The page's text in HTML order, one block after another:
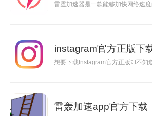
雷霆加速器是一款能够加快网络速
instagram官方正版下
想要下载Instagram官方正版却不知
雷轰加速app官方下载